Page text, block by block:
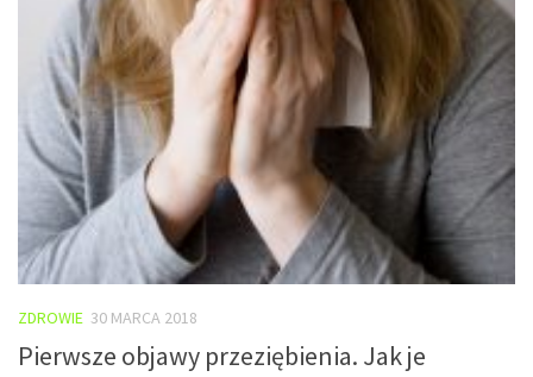
ZDROWIE 30 MARCA 2018
Pierwsze objawy przeziębienia. Jak je